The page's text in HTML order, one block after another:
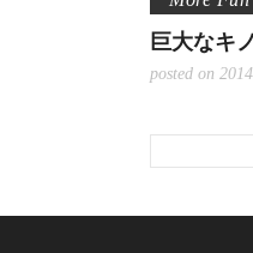
巨大なキ
posted on